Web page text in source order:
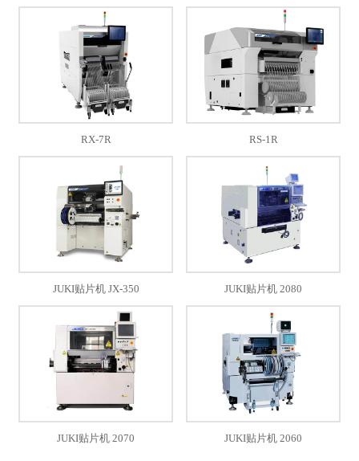
RX-7R RS-1R
JUKI贴片机 JX-350 JUKI贴片机 2080
JUKI贴片机 2070 JUKI贴片机 2060